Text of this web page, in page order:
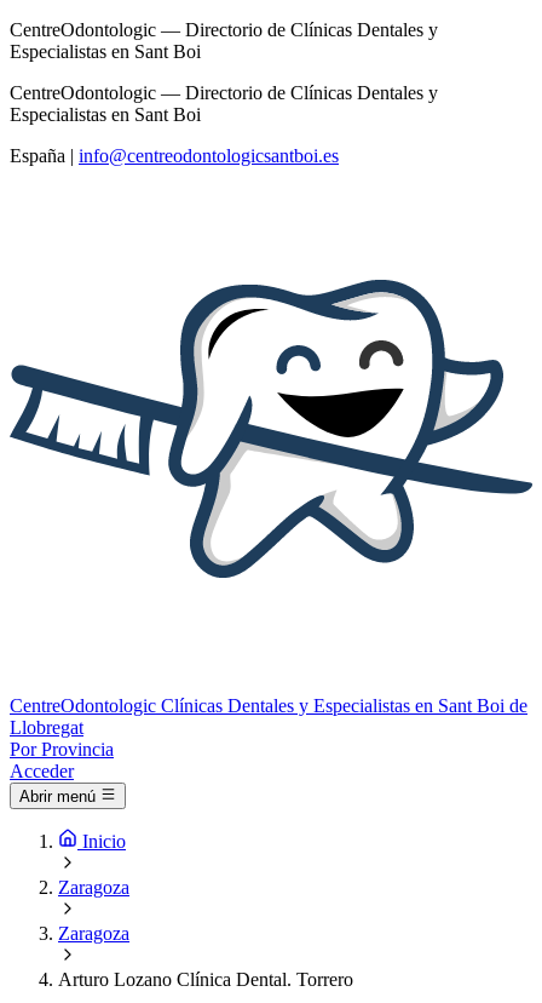
CentreOdontologic — Directorio de Clínicas Dentales y
Especialistas en Sant Boi
CentreOdontologic — Directorio de Clínicas Dentales y
Especialistas en Sant Boi
España | info@centreodontologicsantboi.es
CentreOdontologic Clínicas Dentales y Especialistas en Sant Boi de
Llobregat
Por Provincia
Acceder
Abrir menú
Inicio
Zaragoza
Zaragoza
Arturo Lozano Clínica Dental. Torrero